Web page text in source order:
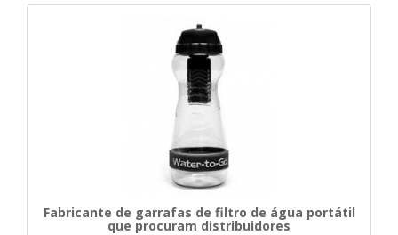
Fabricante de garrafas de filtro de água portátil
que procuram distribuidores